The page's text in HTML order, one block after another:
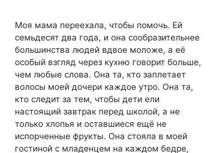
Моя мама переехала, чтобы помочь. Ей
семьдесят два года, и она сообразительнее
большинства людей вдвое моложе, а её
особый взгляд через кухню говорит больше,
чем любые слова. Она та, кто заплетает
волосы моей дочери каждое утро. Она та,
кто следит за тем, чтобы дети ели
настоящий завтрак перед школой, а не
только хлопья и оставшиеся ещё не
испорченные фрукты. Она стояла в моей
гостиной с младенцем на каждом бедре,